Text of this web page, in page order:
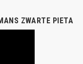
ZWARTE PIETA